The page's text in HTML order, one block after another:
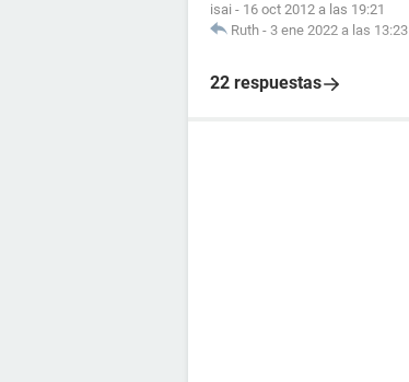
isai - 16 oct 2012 a las 19:21
Ruth - 3 ene 2022 a las 13:23
22 respuestas